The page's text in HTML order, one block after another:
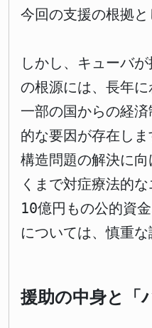
今回の支援の根拠と
しかし、キューバ
の根源には、長年に
一部の国からの経
的な要因が存在し
構造問題の解決に
くまで対症療法的
10億円もの公的資
については、慎重な
援助の中身と「